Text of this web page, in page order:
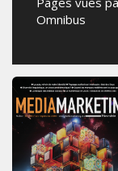
Omnibus